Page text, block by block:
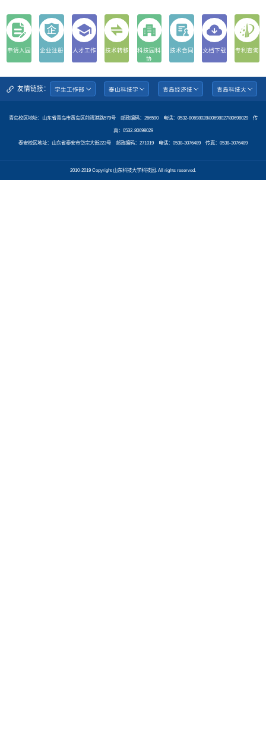
申请入园 企业注册 人才工作 技术转移
科技园科
协
技术合同 文档下载 专利查询
友情链接：
青岛校区地址：山东省青岛市黄岛区前湾港路579号 邮政编码：266590 电话：0532-80698028\80698027\80698029 传
真：0532-80698029
泰安校区地址：山东省泰安市岱宗大街223号 邮政编码：271019 电话：0538-3076489 传真：0538-3076489
2010-2019 Copyright 山东科技大学科技园. All rights reserved.